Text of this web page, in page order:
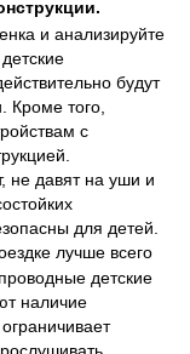
и анализируйте
будут
Кроме того,
с
не давят на уши и
для детей.
лучше всего
детские
наличие